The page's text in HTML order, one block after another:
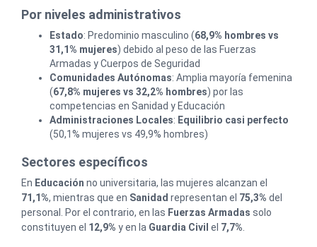
Por niveles administrativos
Estado: Predominio masculino (68,9% hombres vs
31,1% mujeres) debido al peso de las Fuerzas
Armadas y Cuerpos de Seguridad
Comunidades Autónomas: Amplia mayoría femenina
(67,8% mujeres vs 32,2% hombres) por las
competencias en Sanidad y Educación
Administraciones Locales: Equilibrio casi perfecto
(50,1% mujeres vs 49,9% hombres)
Sectores específicos
En Educación no universitaria, las mujeres alcanzan el
71,1%, mientras que en Sanidad representan el 75,3% del
personal. Por el contrario, en las Fuerzas Armadas solo
constituyen el 12,9% y en la Guardia Civil el 7,7%